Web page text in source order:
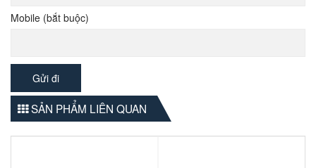
Mobile (bắt buộc)
SẢN PHẨM LIÊN QUAN